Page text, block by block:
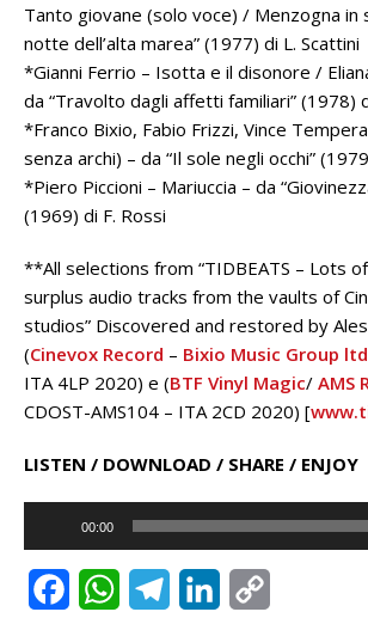
Tanto giovane (solo voce) / Menzogna in
notte dell’alta marea” (1977) di L. Scattini
*Gianni Ferrio – Isotta e il disonore /
da “Travolto dagli affetti familiari” (1978)
*Franco Bixio, Fabio Frizzi, Vince
senza archi) – da “Il sole negli occhi”
*Piero Piccioni – Mariuccia – da
(1969) di F. Rossi
**All selections from “TIDBEATS – Lots
surplus audio tracks from the vaults of
studios” Discovered and restored by
(Cinevox Record – Bixio Music Group ltd
ITA 4LP 2020) e (BTF Vinyl Magic/ AMS
CDOST-AMS104 – ITA 2CD 2020) [
LISTEN / DOWNLOAD / SHARE / ENJOY
Player
00:00
W